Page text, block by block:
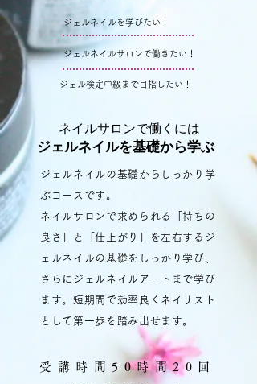
ジェルネイルを学びたい​！
ジェルネイルサロンで働きたい！
ジェル検定中級まで目指したい！
ネイルサロンで働くには
​ジェルネイルを基礎から学ぶ
ジェルネイルの基礎からしっかり学
ぶコースです。
ネイルサロンで求められる「持ちの
良さ」と「仕上がり」を左右するジ
ェルネイルの基礎をしっかり学び、
さらにジェルネイルアートまで学び
ます。短期間で効率良くネイリスト
として第一歩を踏み出せます。
受講時間50時間20回